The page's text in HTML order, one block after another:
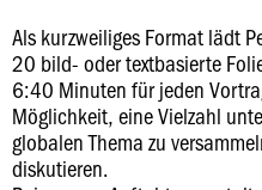
Als kurzweiliges Format lädt
20 bild- oder textbasierte
6:40 Minuten für jeden
Möglichkeit, eine Vielzahl
globalen Thema zu
diskutieren.